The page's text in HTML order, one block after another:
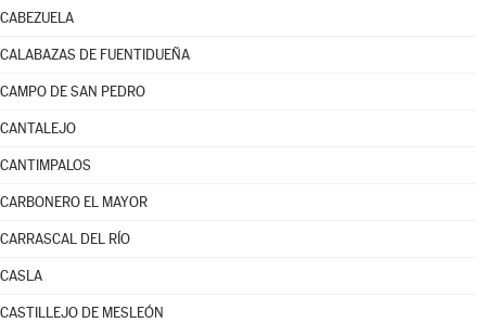
CABEZUELA
CALABAZAS DE FUENTIDUEÑA
CAMPO DE SAN PEDRO
CANTALEJO
CANTIMPALOS
CARBONERO EL MAYOR
CARRASCAL DEL RÍO
CASLA
CASTILLEJO DE MESLEÓN